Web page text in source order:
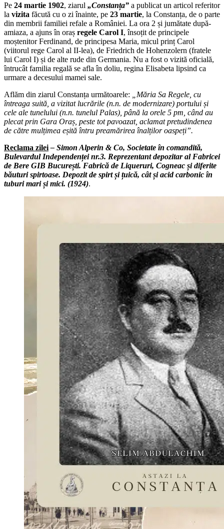
Pe 24 martie 1902, ziarul „Constanța” a publicat un articol referitor
la vizita făcută cu o zi înainte, pe 23 martie, la Constanța, de o parte
din membrii familiei refale a României. La ora 2 și jumătate după-
amiaza, a ajuns în oraș regele Carol I, însoțit de principele
moștenitor Ferdinand, de principesa Maria, micul prinț Carol
(viitorul rege Carol al II-lea), de Friedrich de Hohenzolern (fratele
lui Carol I) și de alte rude din Germania. Nu a fost o vizită oficială,
întrucât familia regală se afla în doliu, regina Elisabeta lipsind ca
urmare a decesului mamei sale.
Aflăm din ziarul Constanța următoarele:
„Măria Sa Regele, cu
întreaga suită, a vizitat lucrările (n.n. de modernizare) portului și
cele ale tunelului (n.n. tunelul Palas), până la orele 5 pm, când au
plecat prin Gara Oraș, peste tot pavoazat, aclamat pretudindenea
de către mulțimea eșită întru preamărirea înalților oaspeți”.
Reclama zilei– Simon Alperin & Co, Societate în comandită,
Bulevardul Independenței nr.3. Reprezentant depozitar al Fabricei
de Bere GIB București. Fabrică de Liqueruri, Cogneac și diferite
băuturi spirtoase. Depozit de spirt și țuică, cât și acid carbonic în
tuburi mari și mici. (1924).